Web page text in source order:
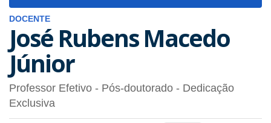
DOCENTE
José Rubens Macedo
Júnior
Professor Efetivo - Pós-doutorado - Dedicação
Exclusiva